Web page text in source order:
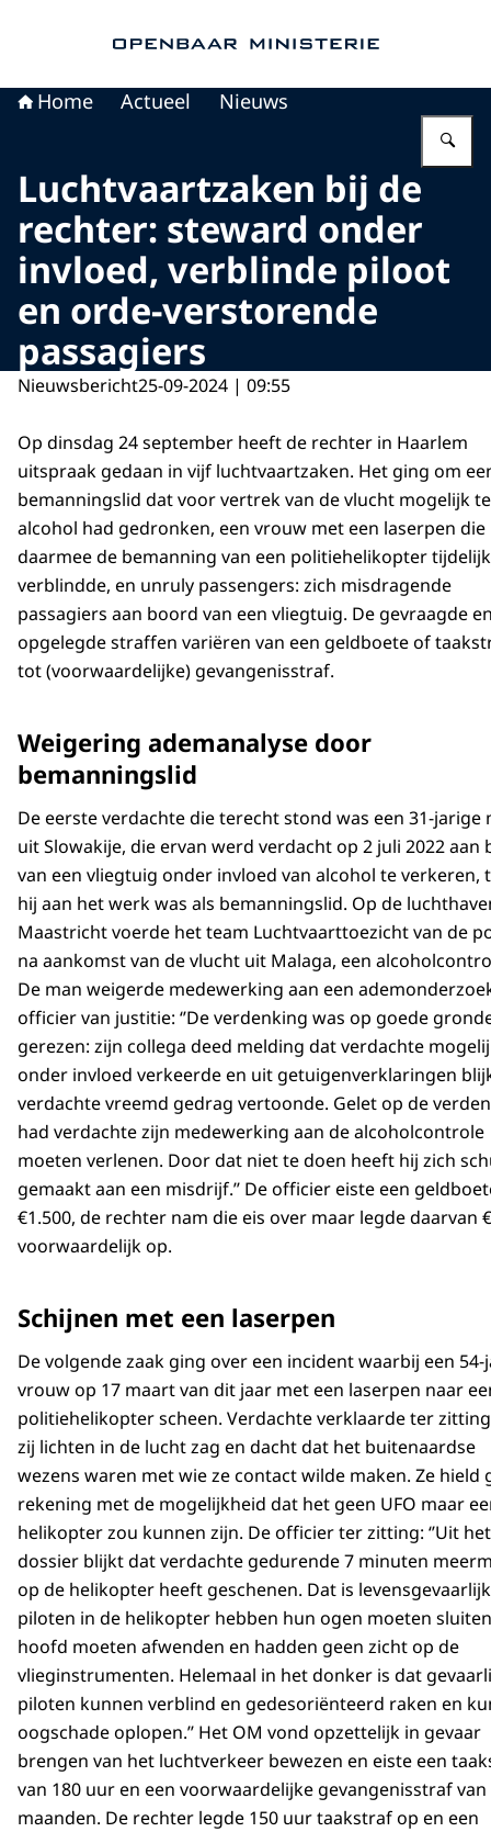
Home Actueel Nieuws
Luchtvaartzaken bij de
rechter: steward onder
invloed, verblinde piloot
en orde-verstorende
passagiers
Nieuwsbericht25-09-2024 | 09:55
Op dinsdag 24 september heeft de rechter in Haarlem
uitspraak gedaan in vijf luchtvaartzaken. Het ging om
bemanningslid dat voor vertrek van de vlucht mogelijk
alcohol had gedronken, een vrouw met een laserpen die
daarmee de bemanning van een politiehelikopter tijdelijk
verblindde, en unruly passengers: zich misdragende
passagiers aan boord van een vliegtuig. De gevraagde
opgelegde straffen variëren van een geldboete of
tot (voorwaardelijke) gevangenisstraf.
Weigering ademanalyse door
bemanningslid
De eerste verdachte die terecht stond was een 31-jarige
uit Slowakije, die ervan werd verdacht op 2 juli 2022 aan
van een vliegtuig onder invloed van alcohol te verkeren,
hij aan het werk was als bemanningslid. Op de
Maastricht voerde het team Luchtvaarttoezicht van de
na aankomst van de vlucht uit Malaga, een
De man weigerde medewerking aan een
officier van justitie: ‘’De verdenking was op goede
gerezen: zijn collega deed melding dat verdachte
onder invloed verkeerde en uit getuigenverklaringen
verdachte vreemd gedrag vertoonde. Gelet op de
had verdachte zijn medewerking aan de alcoholcontrole
moeten verlenen. Door dat niet te doen heeft hij zich
gemaakt aan een misdrijf.’’ De officier eiste een
€1.500, de rechter nam die eis over maar legde daarvan
voorwaardelijk op.
Schijnen met een laserpen
De volgende zaak ging over een incident waarbij een
vrouw op 17 maart van dit jaar met een laserpen naar
politiehelikopter scheen. Verdachte verklaarde ter
zij lichten in de lucht zag en dacht dat het buitenaardse
wezens waren met wie ze contact wilde maken. Ze hield
rekening met de mogelijkheid dat het geen UFO maar
helikopter zou kunnen zijn. De officier ter zitting: ‘’Uit het
dossier blijkt dat verdachte gedurende 7 minuten
op de helikopter heeft geschenen. Dat is
piloten in de helikopter hebben hun ogen moeten
hoofd moeten afwenden en hadden geen zicht op de
vlieginstrumenten. Helemaal in het donker is dat
piloten kunnen verblind en gedesoriënteerd raken en
oogschade oplopen.’’ Het OM vond opzettelijk in gevaar
brengen van het luchtverkeer bewezen en eiste een
van 180 uur en een voorwaardelijke gevangenisstraf
maanden. De rechter legde 150 uur taakstraf op en een